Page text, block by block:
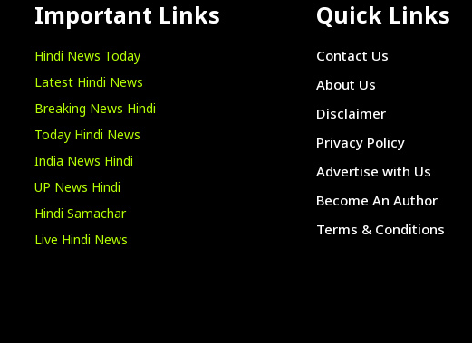
Important Links
Hindi News Today
Latest Hindi News
Breaking News Hindi
Today Hindi News
India News Hindi
UP News Hindi
Hindi Samachar
Live Hindi News
Quick Links
Contact Us
About Us
Disclaimer
Privacy Policy
Advertise with Us
Become An Author
Terms & Conditions